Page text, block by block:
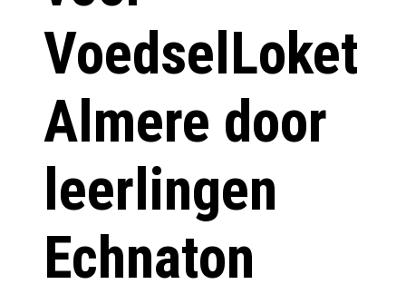
VoedselLoket
Almere door
leerlingen
Echnaton